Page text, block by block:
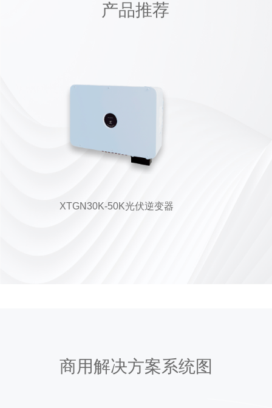
产品推荐
XTGN30K-50K光伏逆变器
商用解决方案系统图